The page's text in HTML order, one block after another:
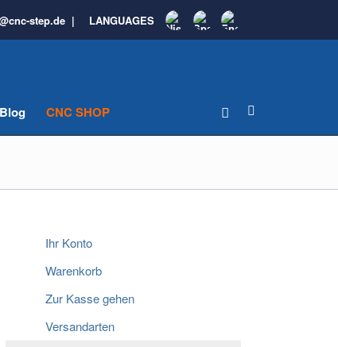
step.de | LANGUAGES
Blog CNC SHOP
Ihr Konto
Warenkorb
Zur Kasse gehen
Versandarten